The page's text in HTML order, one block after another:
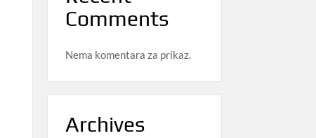
Comments
Nema komentara za prikaz.
Archives